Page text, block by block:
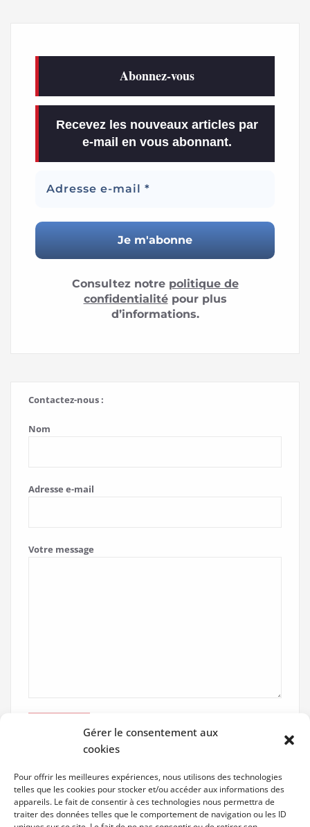
Gérer le consentement aux
cookies
Pour offrir les meilleures expériences, nous utilisons des technologies
telles que les cookies pour stocker et/ou accéder aux informations des
appareils. Le fait de consentir à ces technologies nous permettra de
traiter des données telles que le comportement de navigation ou les ID
Abonnez-vous
Recevez les nouveaux articles par
e-mail en vous abonnant.
Consultez notre politique de
confidentialitépour plus
d’informations.
Contactez-nous :
Nom
Adresse e-mail
Votre message